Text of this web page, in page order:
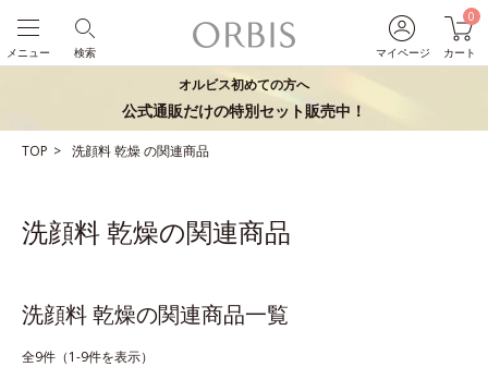
マイページ
0
カート
検索
メニュー
オルビス初めての方へ
公式通販だけの特別セット販売中！
TOP 洗顔料乾燥の関連商品
洗顔料 乾燥の関連商品
洗顔料 乾燥の関連商品一覧
全9件（1-9件を表示）